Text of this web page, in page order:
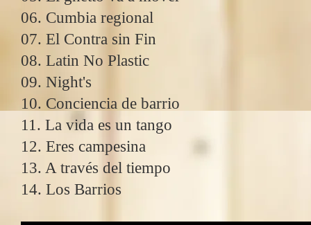
06. Cumbia regional
07. El Contra sin Fin
08. Latin No Plastic
09. Night's
10. Conciencia de barrio
11. La vida es un tango
12. Eres campesina
13. A través del tiempo
14. Los Barrios